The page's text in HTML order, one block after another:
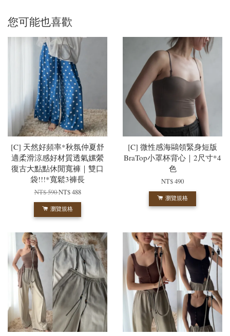
您可能也喜歡
[C] 天然好頻率*秋氛仲夏舒
適柔滑涼感好材質透氣嫘縈
復古大點點休閒寬褲｜雙口
袋!!!*寬鬆3褲長
NT$ 590NT$ 488
瀏覽規格
[C] 微性感海鷗領緊身短版
BraTop小罩杯背心｜2尺寸*4
色
NT$ 490
瀏覽規格